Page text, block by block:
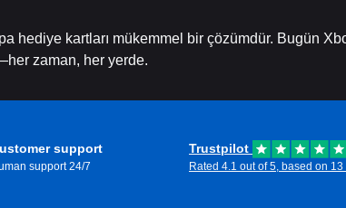
hediye kartları mükemmel bir çözümdür. Bugün
zaman, her yerde.
support
support 24/7
Trustpilot
Rated 4.1 out of 5, based on